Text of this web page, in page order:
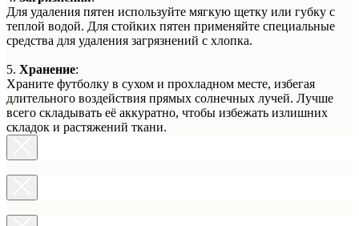
Для удаления пятен используйте мягкую щетку или губку с
теплой водой. Для стойких пятен применяйте специальные
средства для удаления загрязнений с хлопка.
5. Хранение:
Храните футболку в сухом и прохладном месте, избегая
длительного воздействия прямых солнечных лучей. Лучше
всего складывать её аккуратно, чтобы избежать излишних
складок и растяжений ткани.